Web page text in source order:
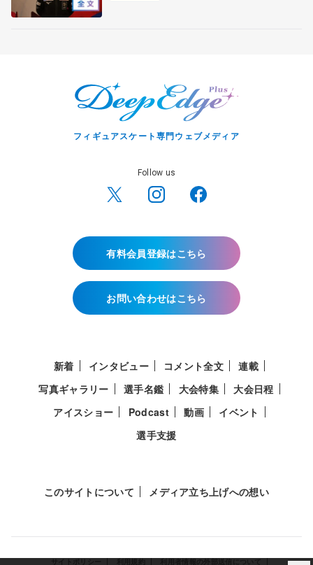
フィギュアスケート専門ウェブメディア
Follow us
有料会員登録はこちら
お問い合わせはこちら
新着 インタビュー コメント全文
連載
写真ギャラリー
選手名鑑 大会特集
大会日程
アイスショー
Podcast 動画
イベント
選手支援
このサイトについて メディア立ち上げへの想い
サイトポリシー 利用規約 利用者情報の外部送信について